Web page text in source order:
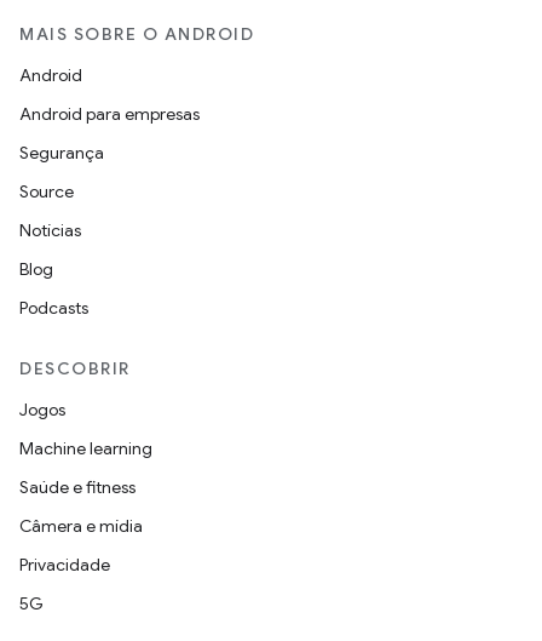
MAIS SOBRE O ANDROID
Android
Android para empresas
Segurança
Source
Notícias
Blog
Podcasts
DESCOBRIR
Jogos
Machine learning
Saúde e fitness
Câmera e mídia
Privacidade
5G